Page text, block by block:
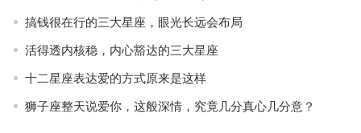
搞钱很在行的三大星座，眼光长远会布局
活得透内核稳，内心豁达的三大星座
十二星座表达爱的方式原来是这样
狮子座整天说爱你，这般深情，究竟几分真心几分意？